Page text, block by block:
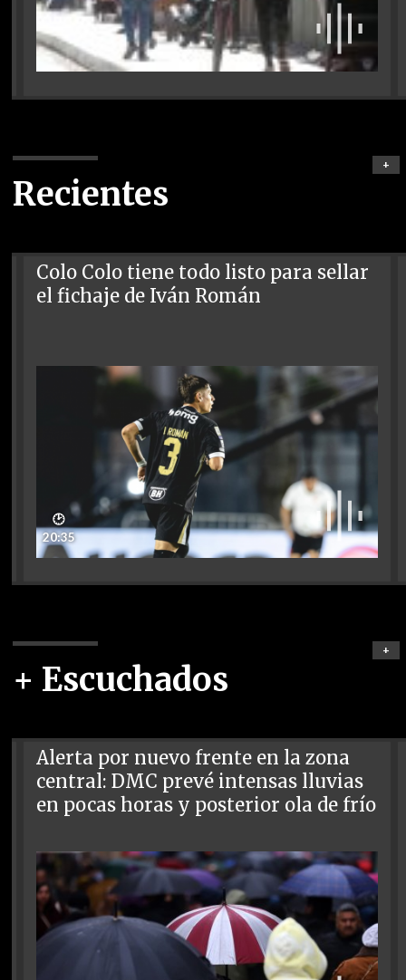
Recientes
+
Colo Colo tiene todo listo para sellar
el fichaje de Iván Román
🕑
20:35
+ Escuchados
+
Alerta por nuevo frente en la zona
central: DMC prevé intensas lluvias
en pocas horas y posterior ola de frío